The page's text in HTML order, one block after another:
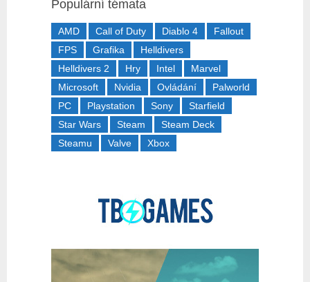
Populární témata
AMD Call of Duty Diablo 4
Fallout
FPS
Grafika
Helldivers
Helldivers 2
Hry Intel
Marvel
Microsoft
Nvidia Ovládání
Palworld
PC
Playstation Sony
Starfield
Star Wars
Steam
Steam Deck
Steamu
Valve Xbox